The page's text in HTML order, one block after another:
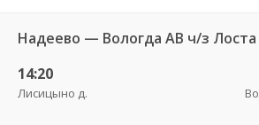
Надеево — Вологда АВ ч/з Лоста
14:20
Лисицыно д.